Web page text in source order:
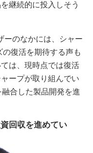
継続的に投入しそう
のなかには、シャー
復活を期待する声も
は、現時点では復活
ープが取り組んでい
合した製品開発を進
回収を進めてい